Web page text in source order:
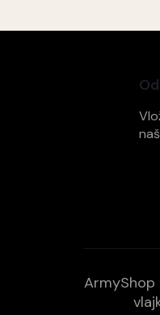
ArmyShop